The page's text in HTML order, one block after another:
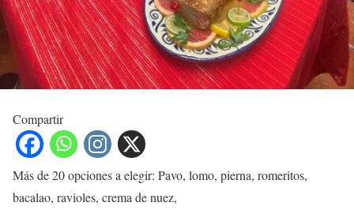
Compartir
Más de 20 opciones a elegir: Pavo, lomo, pierna, romeritos,
bacalao, ravioles, crema de nuez,